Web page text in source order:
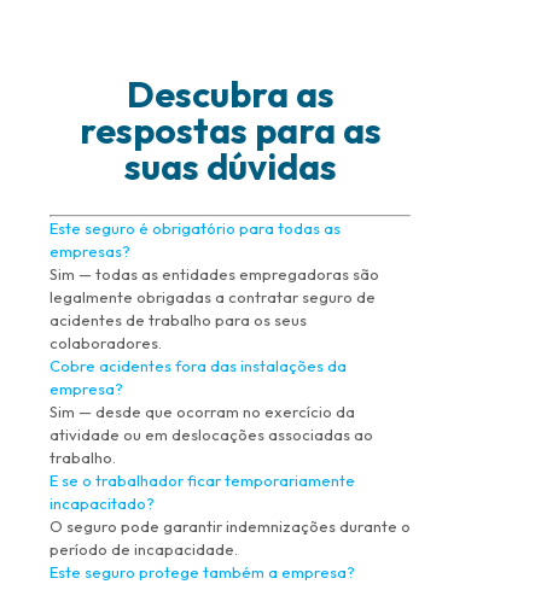
Descubra as
respostas para as
suas dúvidas
Este seguro é obrigatório para todas as
empresas?
Sim — todas as entidades empregadoras são
legalmente obrigadas a contratar seguro de
acidentes de trabalho para os seus
colaboradores.
Cobre acidentes fora das instalações da
empresa?
Sim — desde que ocorram no exercício da
atividade ou em deslocações associadas ao
trabalho.
E se o trabalhador ficar temporariamente
incapacitado?
O seguro pode garantir indemnizações durante o
período de incapacidade.
Este seguro protege também a empresa?